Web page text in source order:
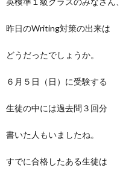
昨日のWriting対策の出来は
どうだったでしょうか。
６月５日（日）に受験する
生徒の中には過去問３回分
書いた人もいましたね。
すでに合格したある生徒は